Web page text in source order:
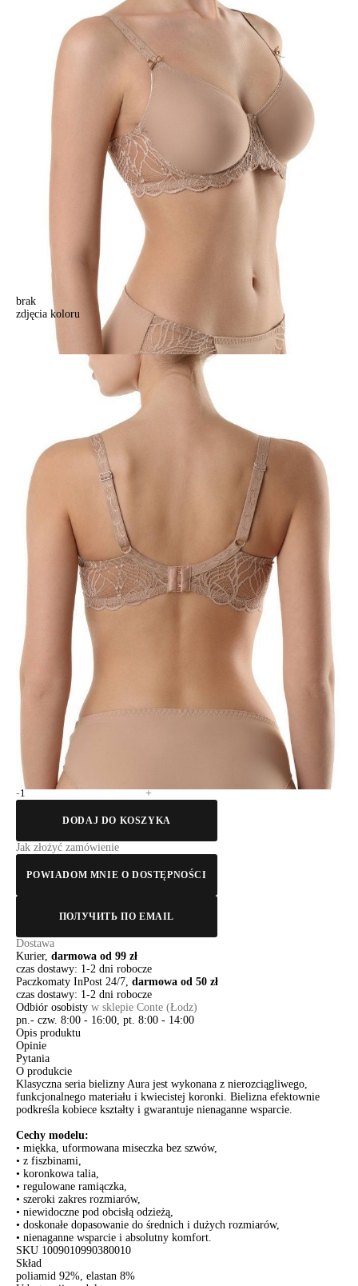
brak
zdjęcia koloru
Biustonosz CONTE ELEGANT AURA RB6045, r.70D, beżowy
Biustonosz CONTE ELEGANT AURA RB6045, r.70D, beżowy
146,90 zł
ZDJĘCIA
BRAK
ZDJĘCIA
BRAK
ZDJĘCIA
Rozmiary:
Tabela rozmiarów
70E
80C
80D
80E
80F
85B
90D
Ilość:
-
+
DODAJ DO KOSZYKA
Jak złożyć zamówienie
POWIADOM MNIE O DOSTĘPNOŚCI
ПОЛУЧИТЬ ПО EMAIL
Dostawa
Kurier, darmowa od 99 zł
czas dostawy: 1-2 dni robocze
Paczkomaty InPost 24/7, darmowa od 50 zł
czas dostawy: 1-2 dni robocze
Odbiór osobisty w sklepie Conte (Łodz)
pn.- czw. 8:00 - 16:00, pt. 8:00 - 14:00
Opis produktu
Opinie
Pytania
O produkcie
Klasyczna seria bielizny Aura jest wykonana z nierozciągliwego,
funkcjonalnego materiału i kwiecistej koronki. Bielizna efektownie
podkreśla kobiece kształty i gwarantuje nienaganne wsparcie.
Cechy modelu:
• miękka, uformowana miseczka bez szwów,
• z fiszbinami,
• koronkowa talia,
• regulowane ramiączka,
• szeroki zakres rozmiarów,
• niewidoczne pod obcisłą odzieżą,
• doskonałe dopasowanie do średnich i dużych rozmiarów,
• nienaganne wsparcie i absolutny komfort.
SKU 1009010990380010
Skład
poliamid 92%, elastan 8%